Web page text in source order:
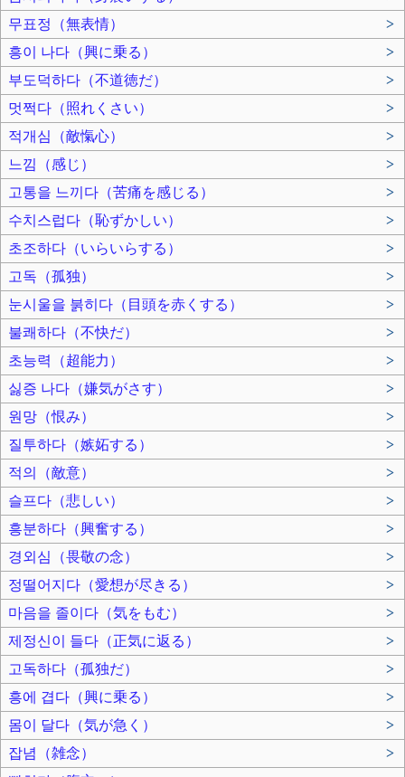
무표정（無表情）
>
흥이 나다（興に乗る）
>
부도덕하다（不道徳だ）
>
멋쩍다（照れくさい）
>
적개심（敵愾心）
>
느낌（感じ）
>
고통을 느끼다（苦痛を感じる）
>
수치스럽다（恥ずかしい）
>
초조하다（いらいらする）
>
고독（孤独）
>
눈시울을 붉히다（目頭を赤くする）
>
불쾌하다（不快だ）
>
초능력（超能力）
>
싫증 나다（嫌気がさす）
>
원망（恨み）
>
질투하다（嫉妬する）
>
적의（敵意）
>
슬프다（悲しい）
>
흥분하다（興奮する）
>
경외심（畏敬の念）
>
정떨어지다（愛想が尽きる）
>
마음을 졸이다（気をもむ）
>
제정신이 들다（正気に返る）
>
고독하다（孤独だ）
>
흥에 겹다（興に乗る）
>
몸이 달다（気が急く）
>
잡념（雑念）
>